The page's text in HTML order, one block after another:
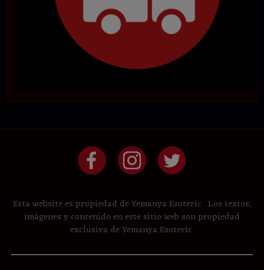
Esta website es propiedad de Yemanya Esoteric . Los textos,
imágenes y contenido en este sitio web son propiedad
exclusiva de Yemanya Esoteric.